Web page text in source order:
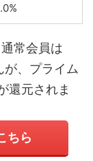
常会員は
、プライム
還元されま
ちら